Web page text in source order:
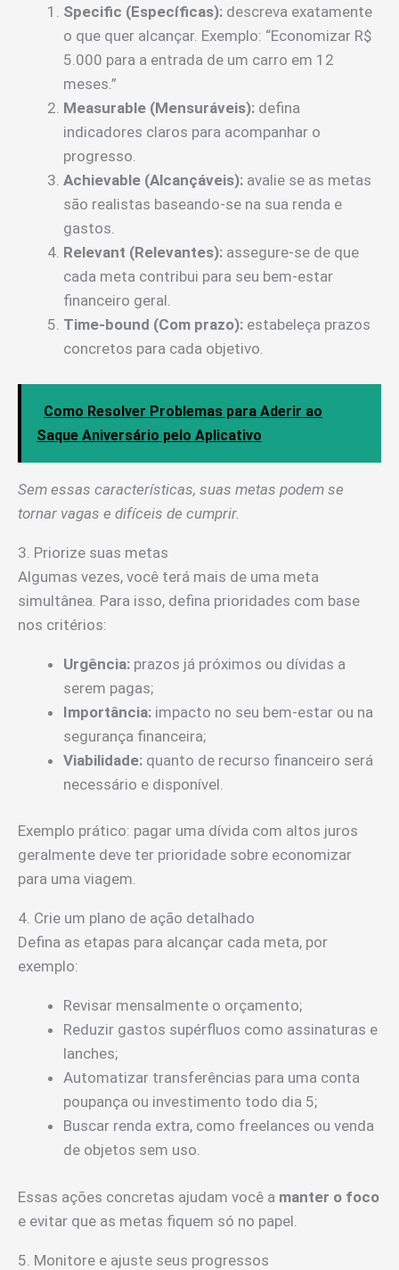
Specific (Específicas): descreva exatamente
o que quer alcançar. Exemplo: “Economizar R$
5.000 para a entrada de um carro em 12
meses.”
Measurable (Mensuráveis): defina
indicadores claros para acompanhar o
progresso.
Achievable (Alcançáveis): avalie se as metas
são realistas baseando-se na sua renda e
gastos.
Relevant (Relevantes): assegure-se de que
cada meta contribui para seu bem-estar
financeiro geral.
Time-bound (Com prazo): estabeleça prazos
concretos para cada objetivo.
Como Resolver Problemas para Aderir ao
Saque Aniversário pelo Aplicativo
Sem essas características, suas metas podem se
tornar vagas e difíceis de cumprir.
3. Priorize suas metas
Algumas vezes, você terá mais de uma meta
simultânea. Para isso, defina prioridades com base
nos critérios:
Urgência: prazos já próximos ou dívidas a
serem pagas;
Importância: impacto no seu bem-estar ou na
segurança financeira;
Viabilidade: quanto de recurso financeiro será
necessário e disponível.
Exemplo prático: pagar uma dívida com altos juros
geralmente deve ter prioridade sobre economizar
para uma viagem.
4. Crie um plano de ação detalhado
Defina as etapas para alcançar cada meta, por
exemplo:
Revisar mensalmente o orçamento;
Reduzir gastos supérfluos como assinaturas e
lanches;
Automatizar transferências para uma conta
poupança ou investimento todo dia 5;
Buscar renda extra, como freelances ou venda
de objetos sem uso.
Essas ações concretas ajudam você a manter o foco
e evitar que as metas fiquem só no papel.
5. Monitore e ajuste seus progressos